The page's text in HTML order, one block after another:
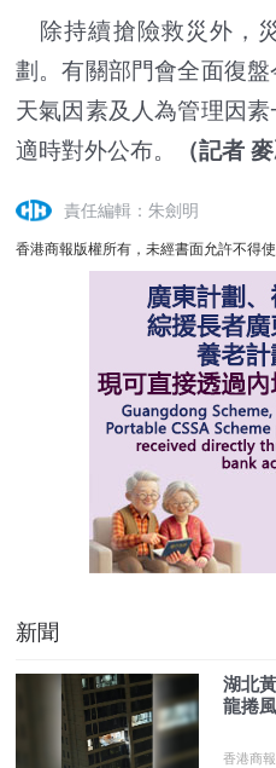
除持續搶險救災外，
劃。有關部門會全面復
天氣因素及人為管理因
適時對外公布。
（記者
責任編輯：朱劍明
香港商報版權所有，未經書面允許不得使
新聞
湖北
龍捲
香港商報